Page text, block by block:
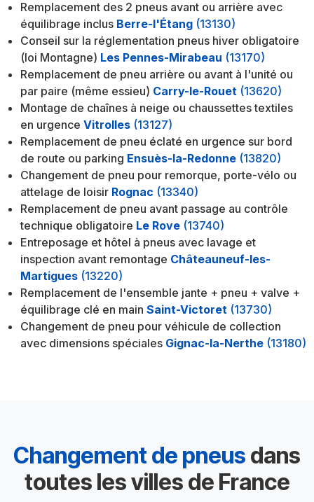
Remplacement des 2 pneus avant ou arrière avec
équilibrage inclus Berre-l'Étang (13130)
Conseil sur la réglementation pneus hiver obligatoire
(loi Montagne) Les Pennes-Mirabeau (13170)
Remplacement de pneu arrière ou avant à l'unité ou
par paire (même essieu) Carry-le-Rouet (13620)
Montage de chaînes à neige ou chaussettes textiles
en urgence Vitrolles (13127)
Remplacement de pneu éclaté en urgence sur bord
de route ou parking Ensuès-la-Redonne (13820)
Changement de pneu pour remorque, porte-vélo ou
attelage de loisir Rognac (13340)
Remplacement de pneu avant passage au contrôle
technique obligatoire Le Rove (13740)
Entreposage et hôtel à pneus avec lavage et
inspection avant remontage Châteauneuf-les-
Martigues (13220)
Remplacement de l'ensemble jante + pneu + valve +
équilibrage clé en main Saint-Victoret (13730)
Changement de pneu pour véhicule de collection
avec dimensions spéciales Gignac-la-Nerthe (13180)
Changement de pneus dans
toutes les villes de France